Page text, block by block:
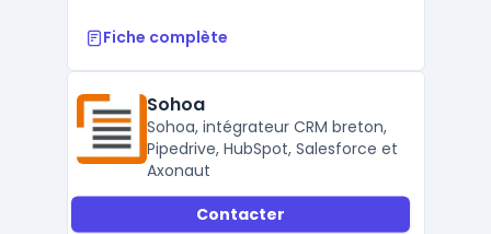
Fiche complète
Sohoa
Sohoa, intégrateur CRM breton,
Pipedrive, HubSpot, Salesforce et
Axonaut
Contacter